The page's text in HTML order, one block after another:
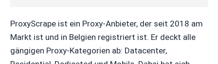
ProxyScrape ist ein Proxy-Anbieter, der seit 2018 am
Markt ist und in Belgien registriert ist. Er deckt alle
gängigen Proxy-Kategorien ab: Datacenter,